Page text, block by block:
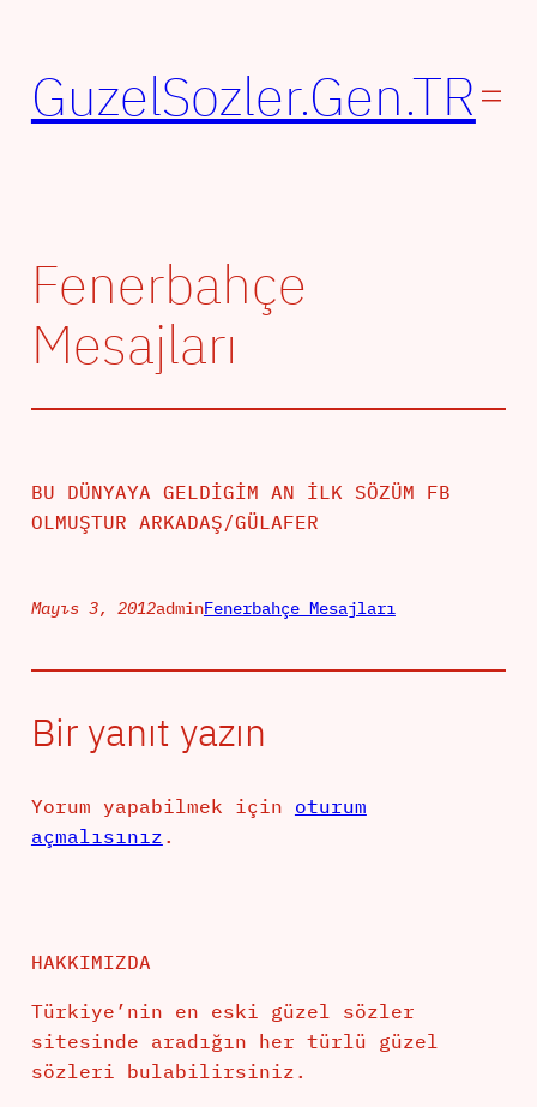
GuzelSozler.Gen.TR
Fenerbahçe
Mesajları
BU DÜNYAYA GELDİGİM AN İLK SÖZÜM FB
OLMUŞTUR ARKADAŞ/GÜLAFER
Mayıs 3, 2012adminFenerbahçe Mesajları
Bir yanıt yazın
Yorum yapabilmek için oturum
açmalısınız .
HAKKIMIZDA
Türkiye’nin en eski güzel sözler
sitesinde aradığın her türlü güzel
sözleri bulabilirsiniz.